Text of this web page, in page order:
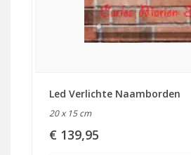
Led Verlichte Naamborden
20 x 15 cm
€ 139,95